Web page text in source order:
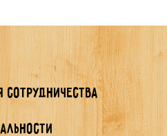
сотрудничества